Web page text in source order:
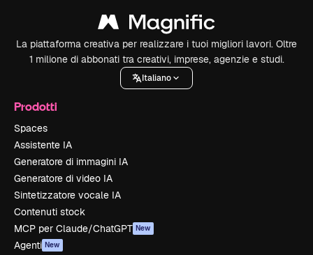
La piattaforma creativa per realizzare i tuoi migliori lavori. Oltre
1 milione di abbonati tra creativi, imprese, agenzie e studi.
Italiano
Prodotti
Spaces
Assistente IA
Generatore di immagini IA
Generatore di video IA
Sintetizzatore vocale IA
Contenuti stock
MCP per Claude/ChatGPT New
Agenti New